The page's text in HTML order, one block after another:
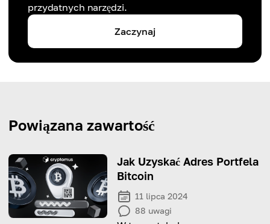
przydatnych narzędzi.
Zaczynaj
Powiązana zawartość
Jak Uzyskać Adres Portfela
Bitcoin
11 lipca 2024
88 uwagi